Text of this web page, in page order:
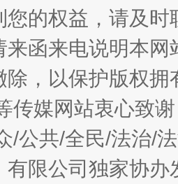
！等你上场
您的权益，请及
来函来电说明本
除，以保护版权
传媒网站衷心致
/公共/全民/法治/
有限公司独家协